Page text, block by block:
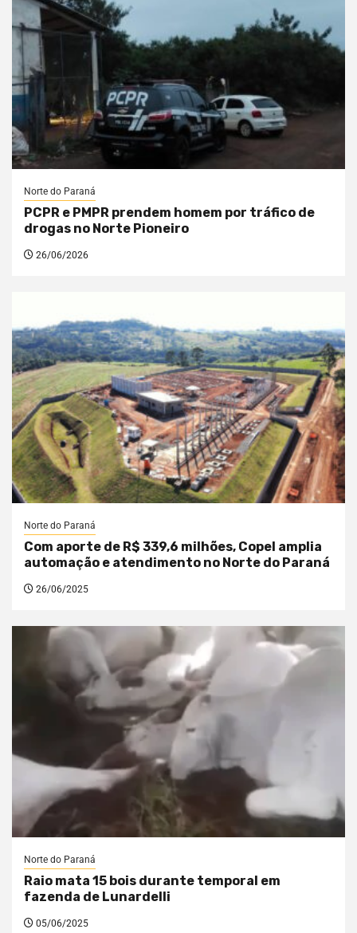
Norte do Paraná
PCPR e PMPR prendem homem por tráfico de
drogas no Norte Pioneiro
26/06/2026
Norte do Paraná
Com aporte de R$ 339,6 milhões, Copel amplia
automação e atendimento no Norte do Paraná
26/06/2025
Norte do Paraná
Raio mata 15 bois durante temporal em
fazenda de Lunardelli
05/06/2025